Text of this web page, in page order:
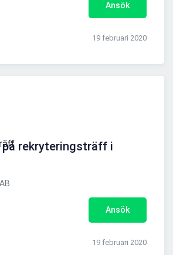
Ansök
19 februari 2020
på rekryteringsträff i
Ansök
19 februari 2020